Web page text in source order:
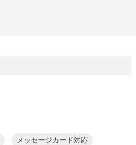
メッセージカード対応